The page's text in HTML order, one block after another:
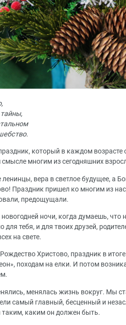
который в каждом возрасте
смысле многим из сегодняшних
вера в светлое будущее, а
Праздник пришел ко многим из
предощущали.
ночи, когда думаешь, что
тебя, и для твоих друзей,
на свете.
Христово, праздник в
походам на елки. И потом
менялась жизнь вокруг. Мы
самый главный, бесценный и
таким, каким он должен быть.